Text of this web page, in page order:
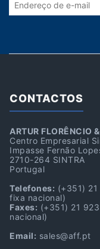
CONTACTOS
ARTUR FLORÊNCIO
Centro Empresarial
Impasse Fernão
2710-264 SINTRA
Portugal
Telefones: (+351)
fixa nacional)
Faxes: (+351) 21
nacional)
Email: sales@aff.pt